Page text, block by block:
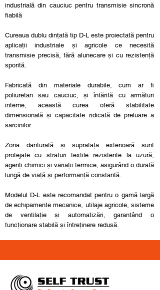
industrială din cauciuc pentru transmisie sincronă
fiabilă
Cureaua dublu dințată tip D-L este proiectată pentru
aplicații industriale și agricole ce necesită
transmisie precisă, fără alunecare și cu rezistență
sporită.
Fabricată din materiale durabile, cum ar fi
poliuretan sau cauciuc, și întărită cu armături
interne, această curea oferă stabilitate
dimensională și capacitate ridicată de preluare a
sarcinilor.
Zona danturată și suprafața exterioară sunt
protejate cu straturi textile rezistente la uzură,
agenți chimici și variații termice, asigurând o durată
lungă de viață și performanță constantă.
Modelul D-L este recomandat pentru o gamă largă
de echipamente mecanice, utilaje agricole, sisteme
de ventilație și automatizări, garantând o
funcționare stabilă și întreținere redusă.